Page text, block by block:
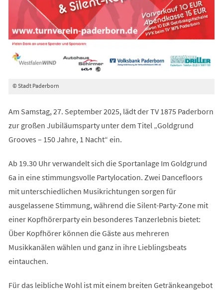
© Stadt Paderborn
Am Samstag, 27. September 2025, lädt der TV 1875 Paderborn
zur großen Jubiläumsparty unter dem Titel „Goldgrund
Grooves – 150 Jahre, 1 Nacht“ ein.
Ab 19.30 Uhr verwandelt sich die Sportanlage Im Goldgrund
6a in eine stimmungsvolle Partylocation. Zwei Dancefloors
mit unterschiedlichen Musikrichtungen sorgen für
ausgelassene Stimmung, während die Silent-Party-Zone mit
einer Kopfhörerparty ein besonderes Tanzerlebnis bietet:
Über Kopfhörer können die Gäste aus mehreren
Musikkanälen wählen und ganz in ihre Lieblingsbeats
eintauchen.
Für das leibliche Wohl ist mit einem breiten Getränkeangebot